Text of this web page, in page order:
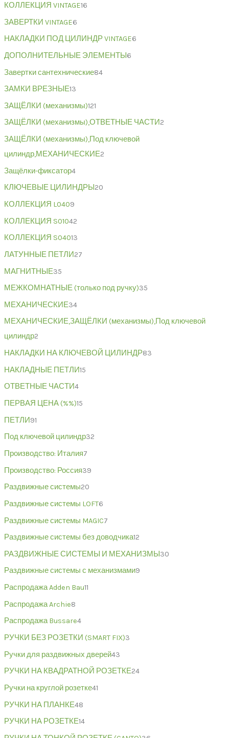
КОЛЛЕКЦИЯ VINTAGE16
ЗАВЕРТКИ VINTAGE6
НАКЛАДКИ ПОД ЦИЛИНДР VINTAGE6
ДОПОЛНИТЕЛЬНЫЕ ЭЛЕМЕНТЫ 6
Завертки сантехнические84
ЗАМКИ ВРЕЗНЫЕ13
ЗАЩЁЛКИ (механизмы)121
ЗАЩЁЛКИ (механизмы),ОТВЕТНЫЕ ЧАСТИ2
ЗАЩЁЛКИ (механизмы),Под ключевой
цилиндр,МЕХАНИЧЕСКИЕ2
Защёлки-фиксатор4
КЛЮЧЕВЫЕ ЦИЛИНДРЫ 20
КОЛЛЕКЦИЯ L0409
КОЛЛЕКЦИЯ S01042
КОЛЛЕКЦИЯ S04013
ЛАТУННЫЕ ПЕТЛИ27
МАГНИТНЫЕ35
МЕЖКОМНАТНЫЕ (только под ручку)35
МЕХАНИЧЕСКИЕ34
МЕХАНИЧЕСКИЕ,ЗАЩЁЛКИ (механизмы),Под ключевой
цилиндр2
НАКЛАДКИ НА КЛЮЧЕВОЙ ЦИЛИНДР83
НАКЛАДНЫЕ ПЕТЛИ15
ОТВЕТНЫЕ ЧАСТИ4
ПЕРВАЯ ЦЕНА (%%)15
ПЕТЛИ91
Под ключевой цилиндр32
Производство: Италия7
Производство: Россия39
Раздвижные системы20
Раздвижные системы LOFT6
Раздвижные системы MAGIC7
Раздвижные системы без доводчика12
РАЗДВИЖНЫЕ СИСТЕМЫ И МЕХАНИЗМЫ 30
Раздвижные системы с механизмами9
Распродажа Adden Bau11
Распродажа Archie8
Распродажа Bussare4
РУЧКИ БЕЗ РОЗЕТКИ (SMART FIX)3
Ручки для раздвижных дверей43
РУЧКИ НА КВАДРАТНОЙ РОЗЕТКЕ24
Ручки на круглой розетке41
РУЧКИ НА ПЛАНКЕ48
РУЧКИ НА РОЗЕТКЕ14